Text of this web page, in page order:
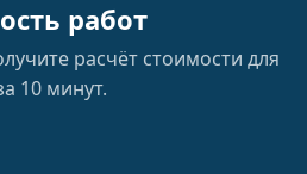
работ
расчёт стоимости для
10 минут.